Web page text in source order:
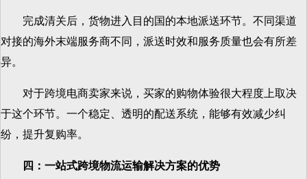
完成清关后，货物进入目的国的本地派送环节。不同渠道
对接的海外末端服务商不同，派送时效和服务质量也会有所差
异。
对于跨境电商卖家来说，买家的购物体验很大程度上取决
于这个环节。一个稳定、透明的配送系统，能够有效减少纠
纷，提升复购率。
四：一站式跨境物流运输解决方案的优势